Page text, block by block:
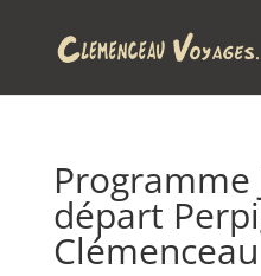
Programme
départ